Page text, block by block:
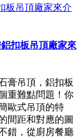
扣板吊頂廠家來
膏吊頂，鋁扣板
重難點問題！你
歐式吊頂的特
間距和對應的圖
錯，從廚房餐廳